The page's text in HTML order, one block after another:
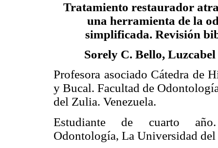
Tratamiento restaurador
una herramienta de la
simplificada. Revisión
Sorely C. Bello,
Profesora asociado Cátedra de
y Bucal. Facultad de
del Zulia. Venezuela.
Estudiante de cuarto
Odontología, La Universidad del